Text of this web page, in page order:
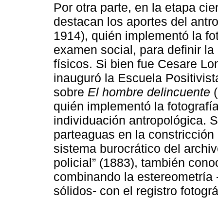
Por otra parte, en la etapa
destacan los aportes del
1914), quién implementó la
examen social, para definir
físicos. Si bien fue Cesare
inauguró la Escuela
sobre El hombre delincuente
quién implementó la
individuación antropológica.
parteaguas en la
sistema burocrático del
policial” (1883), también
combinando la
sólidos- con el registro